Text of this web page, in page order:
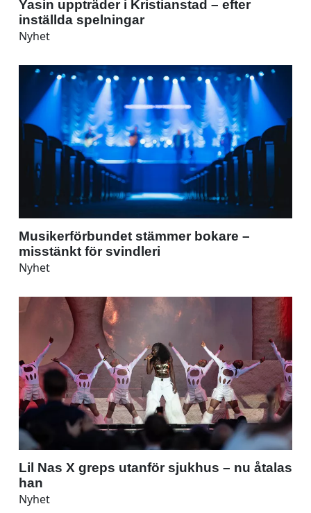
Yasin uppträder i Kristianstad – efter
inställda spelningar
Nyhet
Musikerförbundet stämmer bokare –
misstänkt för svindleri
Nyhet
Lil Nas X greps utanför sjukhus – nu åtalas
han
Nyhet